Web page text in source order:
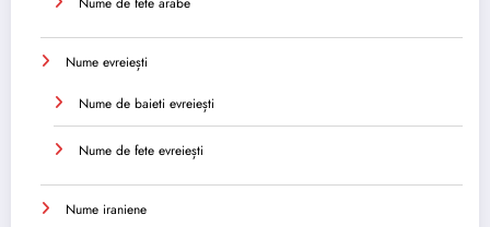
Nume evreiești
Nume de baieti evreiești
Nume de fete evreiești
Nume iraniene